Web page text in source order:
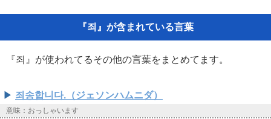
『죄』が含まれている言葉
『죄』が使われてるその他の言葉をまとめてます。
죄송합니다.（ジェソンハムニダ）
意味：おっしゃいます